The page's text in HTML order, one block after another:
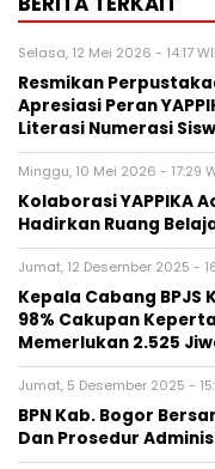
Selasa, 12 Mei 2026 - 14:17
Resmikan
Apresiasi Peran
Literasi Numerasi
Minggu, 10 Mei 2026 - 17:29
Kolaborasi YAPPIKA
Hadirkan Ruang
Jumat, 12 Desember 2025 -
Kepala Cabang BPJS
98% Cakupan
Memerlukan 2.525
Jumat, 5 Desember 2025 -
BPN Kab. Bogor
Dan Prosedur